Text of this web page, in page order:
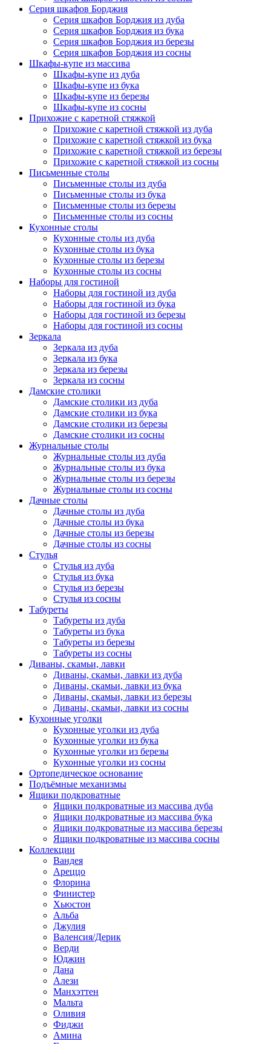
Серия шкафов Борджия
Серия шкафов Борджия из дуба
Серия шкафов Борджия из бука
Серия шкафов Борджия из березы
Серия шкафов Борджия из сосны
Шкафы-купе из массива
Шкафы-купе из дуба
Шкафы-купе из бука
Шкафы-купе из березы
Шкафы-купе из сосны
Прихожие с каретной стяжкой
Прихожие с каретной стяжкой из дуба
Прихожие с каретной стяжкой из бука
Прихожие с каретной стяжкой из березы
Прихожие с каретной стяжкой из сосны
Письменные столы
Письменные столы из дуба
Письменные столы из бука
Письменные столы из березы
Письменные столы из сосны
Кухонные столы
Кухонные столы из дуба
Кухонные столы из бука
Кухонные столы из березы
Кухонные столы из сосны
Наборы для гостиной
Наборы для гостиной из дуба
Наборы для гостиной из бука
Наборы для гостиной из березы
Наборы для гостиной из сосны
Зеркала
Зеркала из дуба
Зеркала из бука
Зеркала из березы
Зеркала из сосны
Дамские столики
Дамские столики из дуба
Дамские столики из бука
Дамские столики из березы
Дамские столики из сосны
Журнальные столы
Журнальные столы из дуба
Журнальные столы из бука
Журнальные столы из березы
Журнальные столы из сосны
Дачные столы
Дачные столы из дуба
Дачные столы из бука
Дачные столы из березы
Дачные столы из сосны
Стулья
Стулья из дуба
Стулья из бука
Стулья из березы
Стулья из сосны
Табуреты
Табуреты из дуба
Табуреты из бука
Табуреты из березы
Табуреты из сосны
Диваны, скамьи, лавки
Диваны, скамьи, лавки из дуба
Диваны, скамьи, лавки из бука
Диваны, скамьи, лавки из березы
Диваны, скамьи, лавки из сосны
Кухонные уголки
Кухонные уголки из дуба
Кухонные уголки из бука
Кухонные уголки из березы
Кухонные уголки из сосны
Ортопедическое основание
Подъёмные механизмы
Ящики подкроватные
Ящики подкроватные из массива дуба
Ящики подкроватные из массива бука
Ящики подкроватные из массива березы
Ящики подкроватные из массива сосны
Коллекции
Вандея
Ареццо
Флорина
Финистер
Хьюстон
Альба
Джулия
Валенсия/Дерик
Верди
Юджин
Дана
Алези
Манхэттен
Мальта
Оливия
Фиджи
Амина